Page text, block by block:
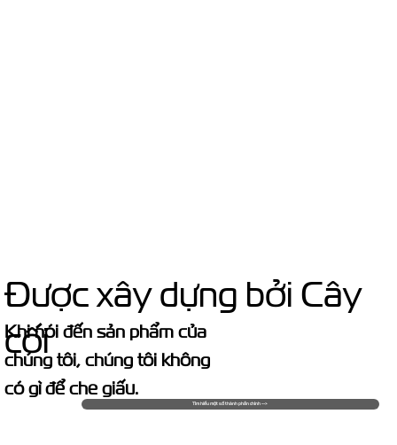
Được xây dựng bởi Cây
cối
Khi nói đến sản phẩm của
chúng tôi, chúng tôi không
có gì để che giấu.
Tìm hiểu một số thành phần chính -->